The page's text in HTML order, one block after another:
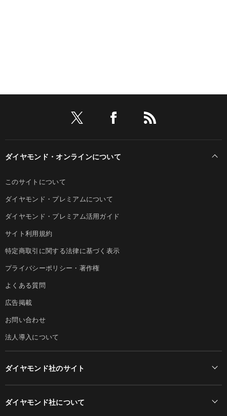
ダイヤモンド・オンラインについて
このサイトについて
ダイヤモンド・プレミアムについて
ダイヤモンド・プレミアム活用ガイド
サイト利用規約
特定商取引に関する法律に基づく表示
プライバシーポリシー・著作権
よくある質問
広告掲載
お問い合わせ
法人導入について
ダイヤモンド社のサイト
ダイヤモンド社について